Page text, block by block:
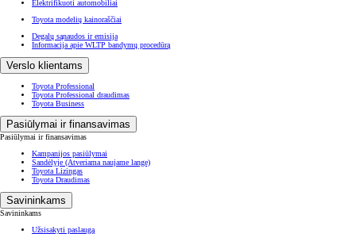
Elektrifikuoti automobiliai
Toyota modelių kainoraščiai
Degalų sąnaudos ir emisija
Informacija apie WLTP bandymų procedūrą
Verslo klientams
Toyota Professional
Toyota Professional draudimas
Toyota Business
Pasiūlymai ir finansavimas
Pasiūlymai ir finansavimas
Kampanijos pasiūlymai
Sandėlyje (Atveriama naujame lange)
Toyota Lizingas
Toyota Draudimas
Savininkams
Savininkams
Užsisakyti paslaugą